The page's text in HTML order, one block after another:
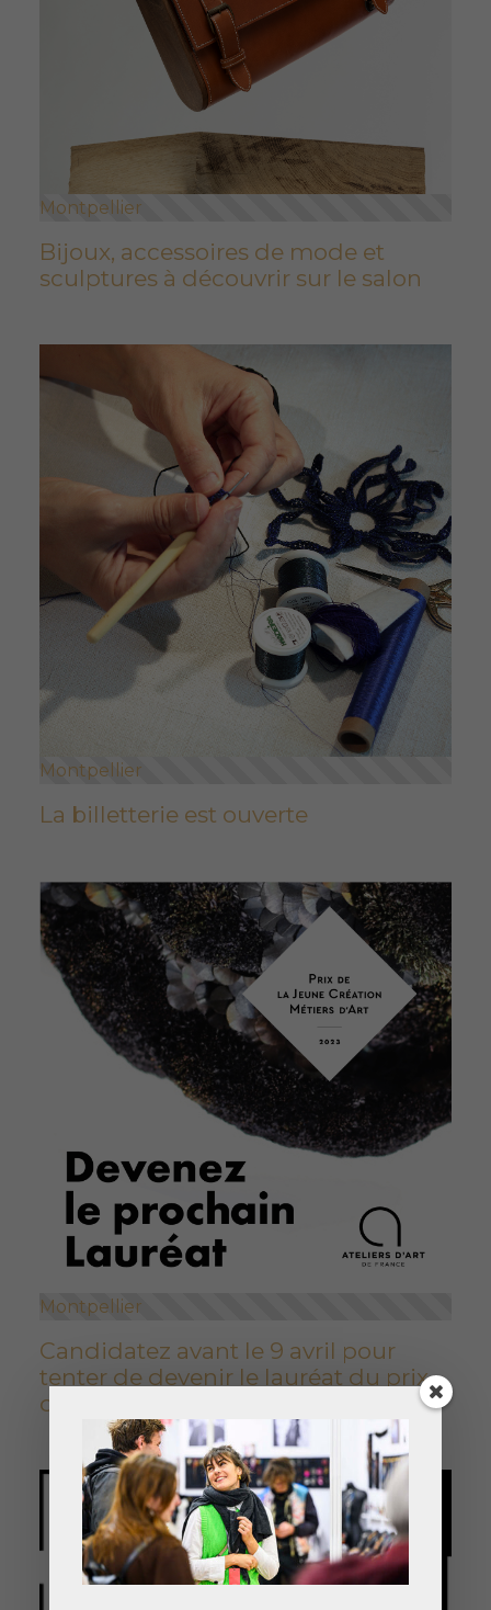
Montpellier
Bijoux, accessoires de mode et
sculptures à découvrir sur le salon
Montpellier
La billetterie est ouverte
Montpellier
Candidatez avant le 9 avril pour
tenter de devenir le lauréat du prix
de la jeune création Métiers d'Art.